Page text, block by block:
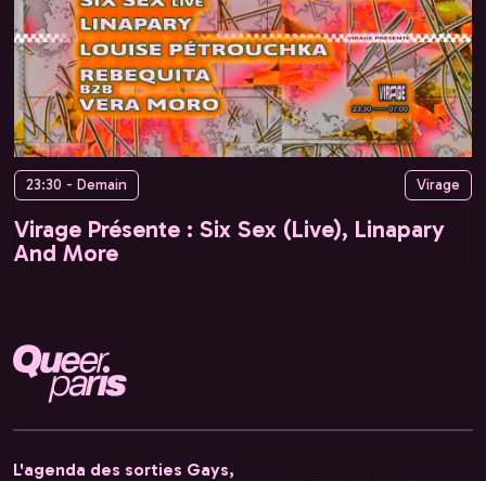
23:30 - Demain Virage
Virage Présente : Six Sex (Live), Linapary
And More
L'agenda des sorties Gays,